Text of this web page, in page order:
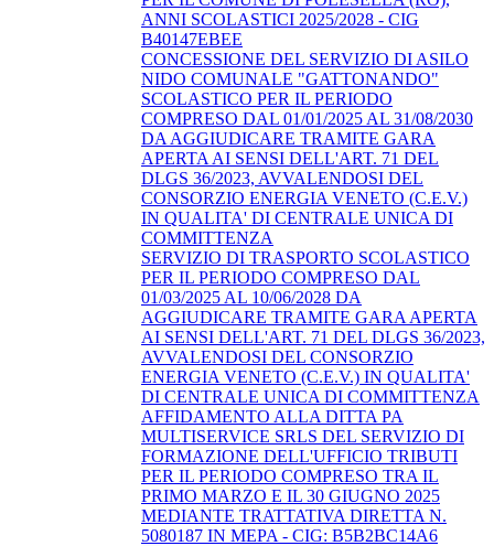
ANNI SCOLASTICI 2025/2028 - CIG
B40147EBEE
CONCESSIONE DEL SERVIZIO DI ASILO
NIDO COMUNALE "GATTONANDO"
SCOLASTICO PER IL PERIODO
COMPRESO DAL 01/01/2025 AL 31/08/2030
DA AGGIUDICARE TRAMITE GARA
APERTA AI SENSI DELL'ART. 71 DEL
DLGS 36/2023, AVVALENDOSI DEL
CONSORZIO ENERGIA VENETO (C.E.V.)
IN QUALITA' DI CENTRALE UNICA DI
COMMITTENZA
SERVIZIO DI TRASPORTO SCOLASTICO
PER IL PERIODO COMPRESO DAL
01/03/2025 AL 10/06/2028 DA
AGGIUDICARE TRAMITE GARA APERTA
AI SENSI DELL'ART. 71 DEL DLGS 36/2023,
AVVALENDOSI DEL CONSORZIO
ENERGIA VENETO (C.E.V.) IN QUALITA'
DI CENTRALE UNICA DI COMMITTENZA
AFFIDAMENTO ALLA DITTA PA
MULTISERVICE SRLS DEL SERVIZIO DI
FORMAZIONE DELL'UFFICIO TRIBUTI
PER IL PERIODO COMPRESO TRA IL
PRIMO MARZO E IL 30 GIUGNO 2025
MEDIANTE TRATTATIVA DIRETTA N.
5080187 IN MEPA - CIG: B5B2BC14A6